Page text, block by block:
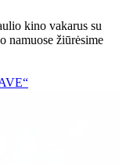
kino vakarus su
žiūrėsime